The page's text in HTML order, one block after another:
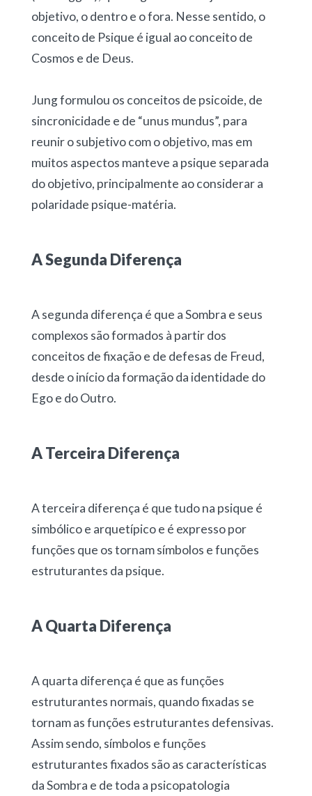
objetivo, o dentro e o fora. Nesse sentido, o
conceito de Psique é igual ao conceito de
Cosmos e de Deus.
Jung formulou os conceitos de psicoide, de
sincronicidade e de “unus mundus”, para
reunir o subjetivo com o objetivo, mas em
muitos aspectos manteve a psique separada
do objetivo, principalmente ao considerar a
polaridade psique-matéria.
A Segunda Diferença
A segunda diferença é que a Sombra e seus
complexos são formados à partir dos
conceitos de fixação e de defesas de Freud,
desde o início da formação da identidade do
Ego e do Outro.
A Terceira Diferença
A terceira diferença é que tudo na psique é
simbólico e arquetípico e é expresso por
funções que os tornam símbolos e funções
estruturantes da psique.
A Quarta Diferença
A quarta diferença é que as funções
estruturantes normais, quando fixadas se
tornam as funções estruturantes defensivas.
Assim sendo, símbolos e funções
estruturantes fixados são as características
da Sombra e de toda a psicopatologia